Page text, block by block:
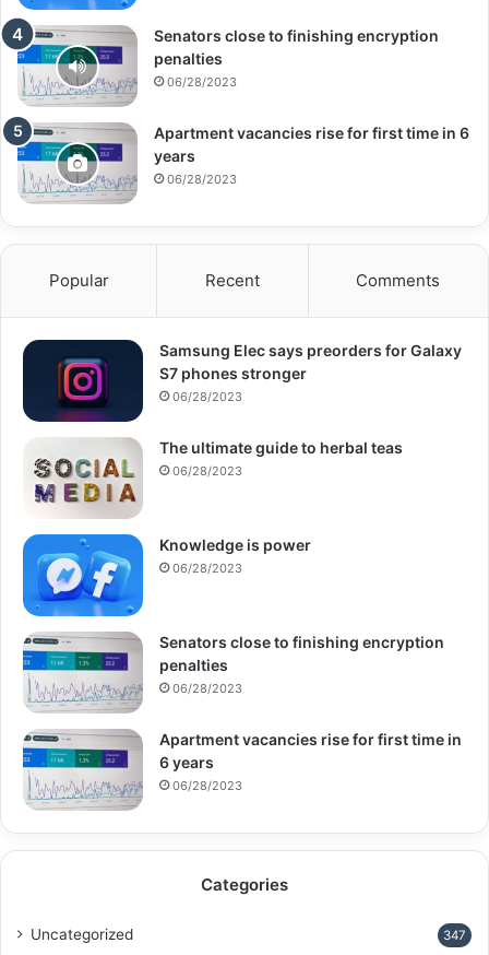
Senators close to finishing encryption
penalties
06/28/2023
Apartment vacancies rise for first time in 6
years
06/28/2023
Popular Recent Comments
Samsung Elec says preorders for Galaxy
S7 phones stronger
06/28/2023
The ultimate guide to herbal teas
06/28/2023
Knowledge is power
06/28/2023
Senators close to finishing encryption
penalties
06/28/2023
Apartment vacancies rise for first time in
6 years
06/28/2023
Categories
Uncategorized 347